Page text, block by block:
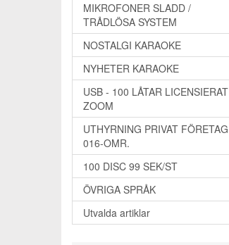
MIKROFONER SLADD /
TRÅDLÖSA SYSTEM
NOSTALGI KARAOKE
NYHETER KARAOKE
USB - 100 LÅTAR LICENSIERAT
ZOOM
UTHYRNING PRIVAT FÖRETAG
016-OMR.
100 DISC 99 SEK/ST
ÖVRIGA SPRÅK
Utvalda artiklar